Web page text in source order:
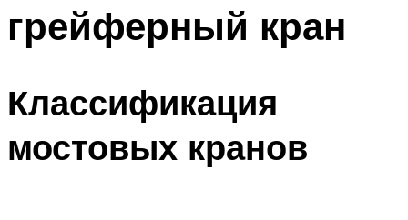
грейферный кран
Классификация
мостовых кранов